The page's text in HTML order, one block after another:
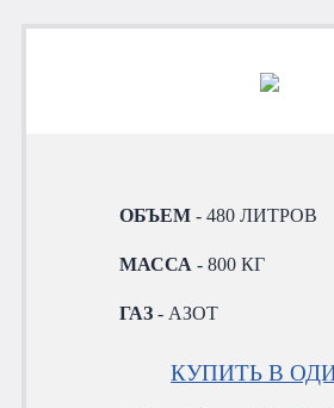
ОБЪЕМ - 480 ЛИТРОВ
МАССА - 800 КГ
ГАЗ - АЗОТ
КУПИТЬ В